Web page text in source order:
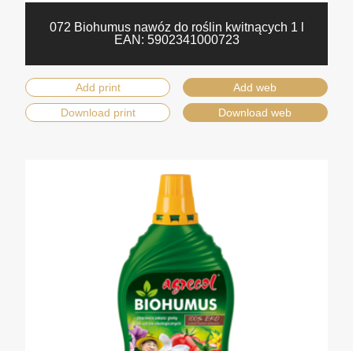
072 Biohumus nawóz do roślin kwitnących 1 l
EAN: 5902341000723
Add print
Add web
Download print
Download web